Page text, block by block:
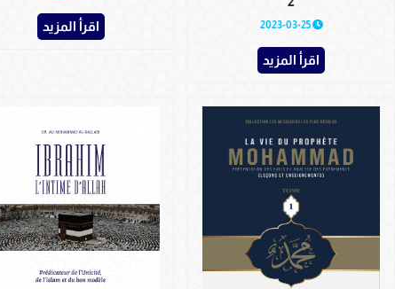
2023-03-25
اقرأ المزيد
اقرأ المزيد